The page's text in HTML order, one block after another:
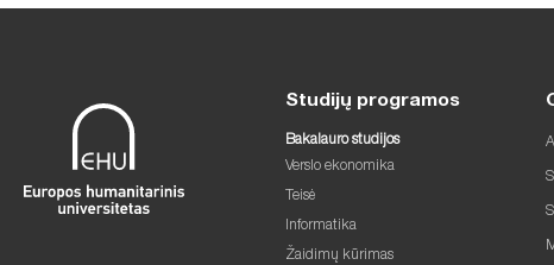
Studijų programos
Bakalauro studijos
Verslo ekonomika
Teisė
Informatika
Žaidimų kūrimas